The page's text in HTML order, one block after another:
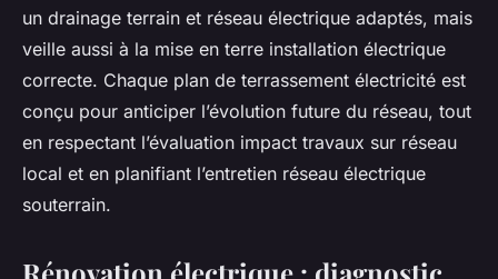
un drainage terrain et réseau électrique adaptés, mais
veille aussi à la mise en terre installation électrique
correcte. Chaque plan de terrassement électricité est
conçu pour anticiper l’évolution future du réseau, tout
en respectant l’évaluation impact travaux sur réseau
local et en planifiant l’entretien réseau électrique
souterrain.